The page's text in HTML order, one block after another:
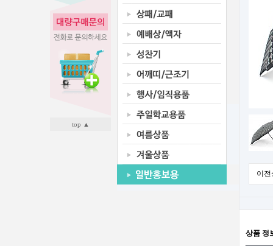
top ▲
이전
상품 정